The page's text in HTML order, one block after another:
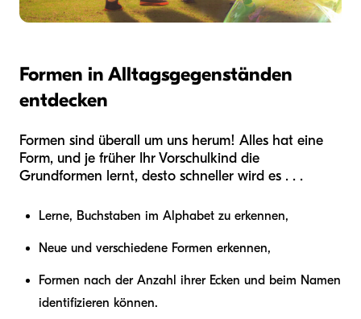
Formen in Alltagsgegenständen
entdecken
Formen sind überall um uns herum! Alles hat eine
Form, und je früher Ihr Vorschulkind die
Grundformen lernt, desto schneller wird es . . .
Lerne, Buchstaben im Alphabet zu erkennen,
Neue und verschiedene Formen erkennen,
Formen nach der Anzahl ihrer Ecken und beim Namen
identifizieren können.